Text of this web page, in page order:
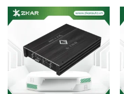
ÂM THANH